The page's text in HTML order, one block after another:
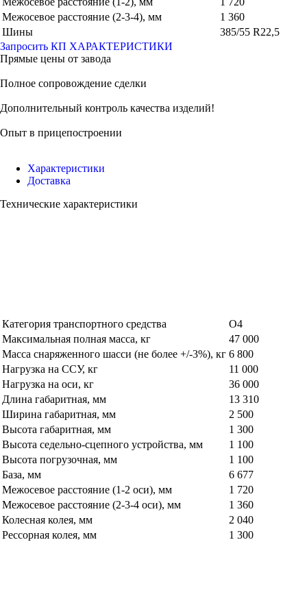
Межосевое расстояние (2-3-4), мм
1 360
Шины
385/55 R22,5
Запросить КП ХАРАКТЕРИСТИКИ
Прямые цены от завода
Полное сопровождение сделки
Дополнительный контроль качества изделий!
Опыт в прицепостроении
Характеристики
Доставка
Технические характеристики
Категория транспортного средства
О4
Максимальная полная масса, кг
47 000
Масса снаряженного шасси (не более +/-3%), кг 6 800
Нагрузка на ССУ, кг
11 000
Нагрузка на оси, кг
36 000
Длина габаритная, мм
13 310
Ширина габаритная, мм
2 500
Высота габаритная, мм
1 300
Высота седельно-сцепного устройства, мм
1 100
Высота погрузочная, мм
1 100
База, мм
6 677
Межосевое расстояние (1-2 оси), мм
1 720
Межосевое расстояние (2-3-4 оси), мм
1 360
Колесная колея, мм
2 040
Рессорная колея, мм
1 300